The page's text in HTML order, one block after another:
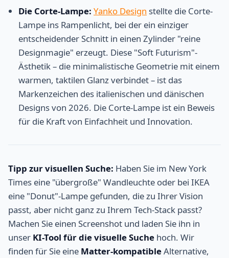
Die Corte-Lampe: Yanko Design stellte die Corte-
Lampe ins Rampenlicht, bei der ein einziger
entscheidender Schnitt in einen Zylinder "reine
Designmagie" erzeugt. Diese "Soft Futurism"-
Ästhetik – die minimalistische Geometrie mit einem
warmen, taktilen Glanz verbindet – ist das
Markenzeichen des italienischen und dänischen
Designs von 2026. Die Corte-Lampe ist ein Beweis
für die Kraft von Einfachheit und Innovation.
Tipp zur visuellen Suche: Haben Sie im New York
Times eine "übergroße" Wandleuchte oder bei IKEA
eine "Donut"-Lampe gefunden, die zu Ihrer Vision
passt, aber nicht ganz zu Ihrem Tech-Stack passt?
Machen Sie einen Screenshot und laden Sie ihn in
unser KI-Tool für die visuelle Suche hoch. Wir
finden für Sie eine Matter-kompatibleAlternative,